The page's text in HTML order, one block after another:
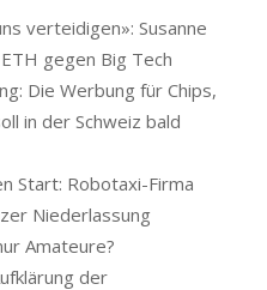
verteidigen»: Susanne
gegen Big Tech
Die Werbung für Chips,
in der Schweiz bald
Start: Robotaxi-Firma
Niederlassung
Amateure?
der